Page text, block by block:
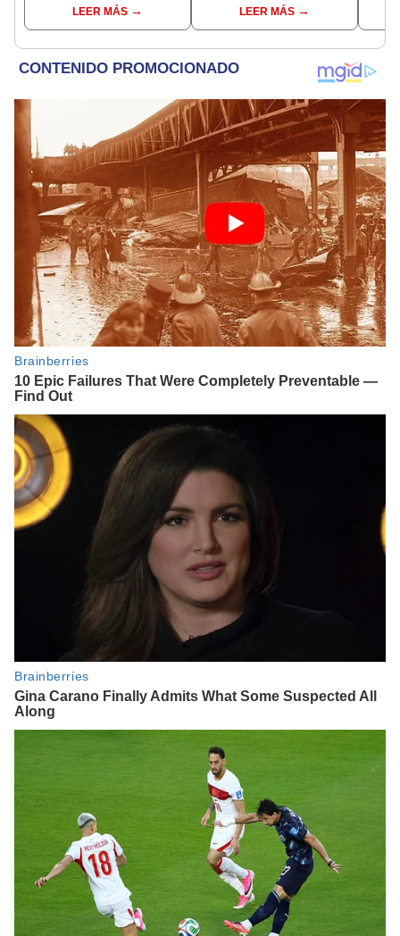
LEER MÁS
veranos más fríos de la
historia: sigue bajo
LEER MÁS